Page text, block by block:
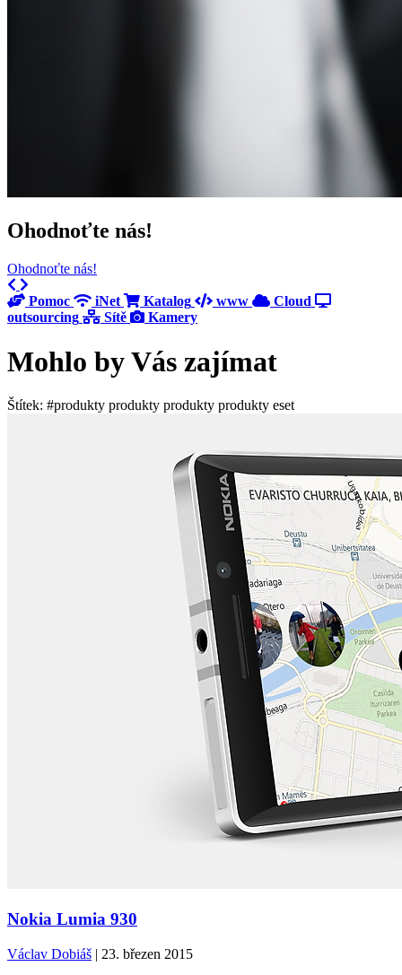
Ohodnoťte nás!
Ohodnoťte nás!
Previous
Pomoc
iNet Katalog www
Cloud
outsourcing
Sítě Kamery
Mohlo by Vás zajímat
Štítek: #produkty produkty produkty produkty eset
Nokia Lumia 930
Václav Dobiáš | 23. březen 2015